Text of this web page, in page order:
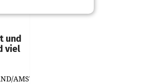
und
viel
AMSTERDAM.